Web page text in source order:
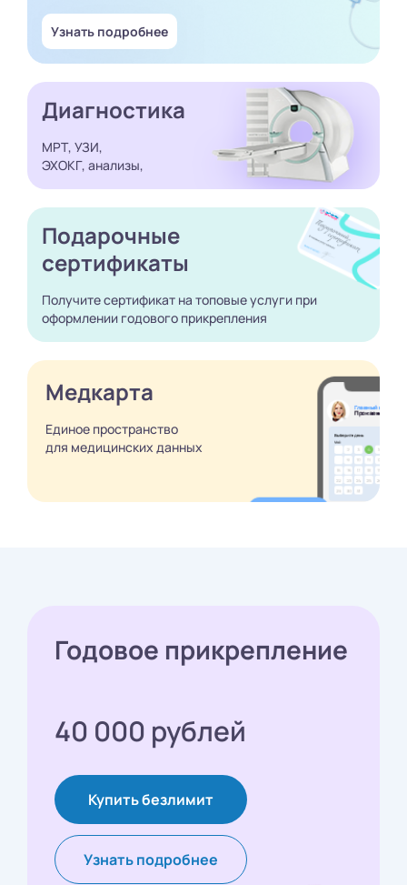
Узнать подробнее
Диагностика
МРТ, УЗИ,
ЭХОКГ, анализы,
Подарочные
сертификаты
Получите сертификат на топовые услуги при
оформлении годового прикрепления
Медкарта
Единое пространство
для медицинских данных
Годовое прикрепление
40 000 рублей
Купить безлимит
Узнать подробнее